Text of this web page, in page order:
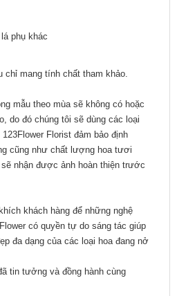
phụ khác
chỉ mang tính chất tham khảo.
mẫu theo mùa sẽ không có hoặc
do đó chúng tôi sẽ dùng các loại
Florist đảm bảo định
cũng như chất lượng hoa tươi
nhận được ảnh hoàn thiện trước
khách hàng để những nghệ
có quyền tự do sáng tác giúp
đa dạng của các loại hoa đang nở
tin tưởng và đồng hành cùng